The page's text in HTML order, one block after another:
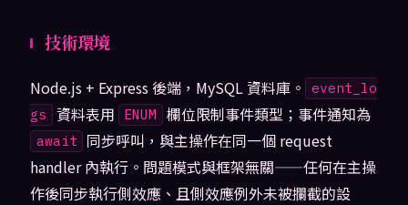
技術環境
Node.js + Express 後端，MySQL 資料庫。
event_lo
gs
資料表用 ENUM 欄位限制事件類型；事件通知為
await
同步呼叫，與主操作在同一個 request
handler 內執行。問題模式與框架無關——任何在主操
作後同步執行側效應、且側效應例外未被攔截的設